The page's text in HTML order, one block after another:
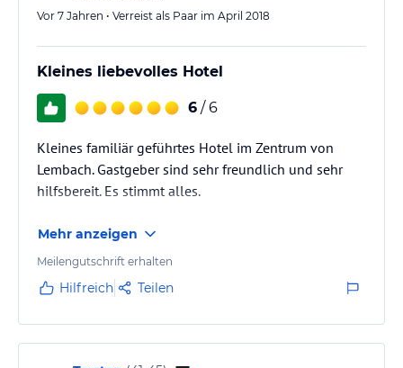
Vor 7 Jahren • Verreist als Paar im April 2018
Kleines liebevolles Hotel
6 / 6
Kleines familiär geführtes Hotel im Zentrum von
Lembach. Gastgeber sind sehr freundlich und sehr
hilfsbereit. Es stimmt alles.
Mehr anzeigen
Meilengutschrift erhalten
Hilfreich Teilen